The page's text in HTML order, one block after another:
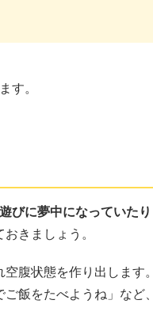
す。
びに夢中になっていた
きましょう。
腹状態を作り出します。
飯をたべようね」な